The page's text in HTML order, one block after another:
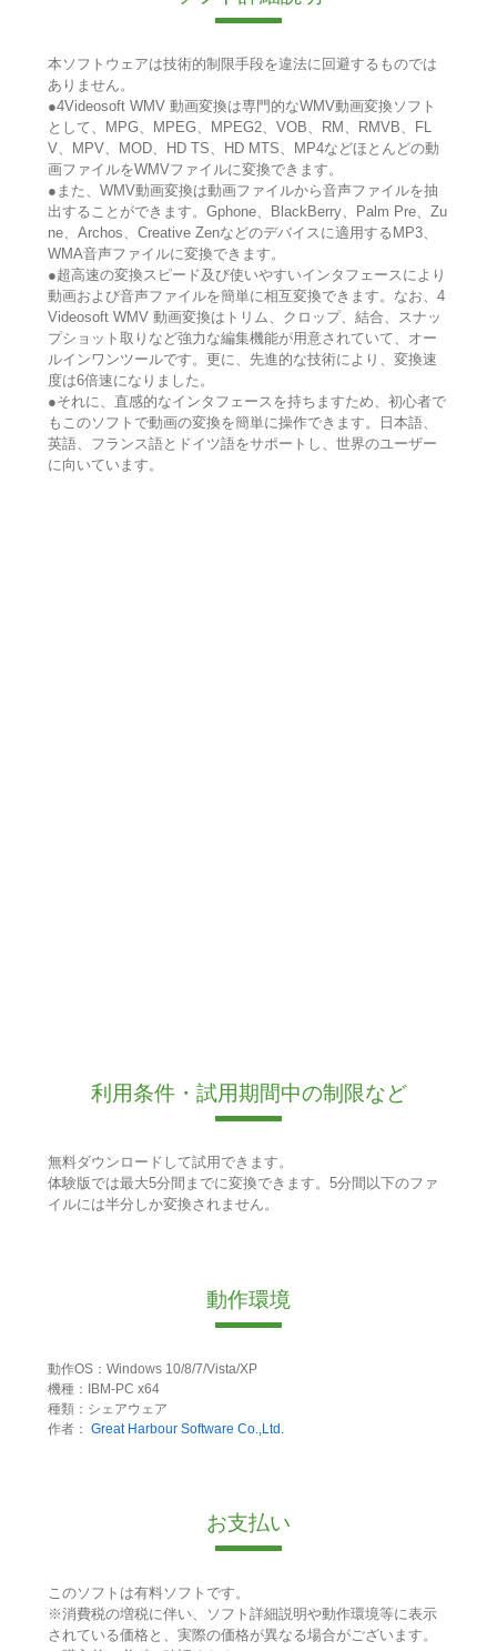
本ソフトウェアは技術的制限手段を違法に回避するものでは
ありません。
●4Videosoft WMV 動画変換は専門的なWMV動画変換ソフト
として、MPG、MPEG、MPEG2、VOB、RM、RMVB、FL
V、MPV、MOD、HD TS、HD MTS、MP4などほとんどの動
画ファイルをWMVファイルに変換できます。
●また、WMV動画変換は動画ファイルから音声ファイルを抽
出することができます。Gphone、BlackBerry、Palm Pre、Zu
ne、Archos、Creative Zenなどのデバイスに適用するMP3、
WMA音声ファイルに変換できます。
●超高速の変換スピード及び使いやすいインタフェースにより
動画および音声ファイルを簡単に相互変換できます。なお、4
Videosoft WMV 動画変換はトリム、クロップ、結合、スナッ
プショット取りなど強力な編集機能が用意されていて、オー
ルインワンツールです。更に、先進的な技術により、変換速
度は6倍速になりました。
●それに、直感的なインタフェースを持ちますため、初心者で
もこのソフトで動画の変換を簡単に操作できます。日本語、
英語、フランス語とドイツ語をサポートし、世界のユーザー
に向いています。
利用条件・試用期間中の制限など
無料ダウンロードして試用できます。
体験版では最大5分間までに変換できます。5分間以下のファ
イルには半分しか変換されません。
動作環境
動作OS：Windows 10/8/7/Vista/XP
機種：IBM-PC x64
種類：シェアウェア
作者： Great Harbour Software Co.,Ltd.
お支払い
このソフトは有料ソフトです。
※消費税の増税に伴い、ソフト詳細説明や動作環境等に表示
されている価格と、実際の価格が異なる場合がございます。